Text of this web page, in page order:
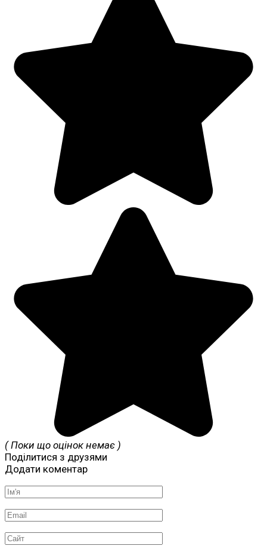
( Поки що оцінок немає )
Поділитися з друзями
Додати коментар
Ім'я
Email
Сайт